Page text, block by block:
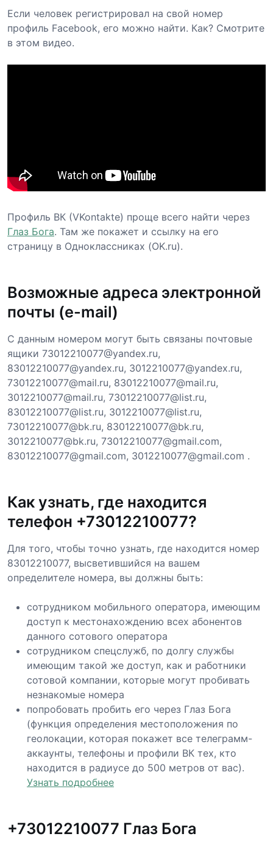
Если человек регистрировал на свой номер
профиль Facebook, его можно найти. Как? Смотрите
в этом видео.
Профиль ВК (VKontakte) проще всего найти через
Глаз Бога. Там же покажет и ссылку на его
страницу в Одноклассниках (OK.ru).
Возможные адреса электронной
почты (e-mail)
С данным номером могут быть связаны почтовые
ящики 73012210077@yandex.ru,
83012210077@yandex.ru, 3012210077@yandex.ru,
73012210077@mail.ru, 83012210077@mail.ru,
3012210077@mail.ru, 73012210077@list.ru,
83012210077@list.ru, 3012210077@list.ru,
73012210077@bk.ru, 83012210077@bk.ru,
3012210077@bk.ru, 73012210077@gmail.com,
83012210077@gmail.com, 3012210077@gmail.com .
Как узнать, где находится
телефон +73012210077?
Для того, чтобы точно узнать, где находится номер
83012210077, высветившийся на вашем
определителе номера, вы должны быть:
сотрудником мобильного оператора, имеющим
доступ к местонахождению всех абонентов
данного сотового оператора
сотрудником спецслужб, по долгу службы
имеющим такой же доступ, как и работники
сотовой компании, которые могут пробивать
незнакомые номера
попробовать пробить его через Глаз Бога
(функция определения местоположения по
геолокации, которая покажет все телеграмм-
аккаунты, телефоны и профили ВК тех, кто
находится в радиусе до 500 метров от вас).
Узнать подробнее
+73012210077 Глаз Бога